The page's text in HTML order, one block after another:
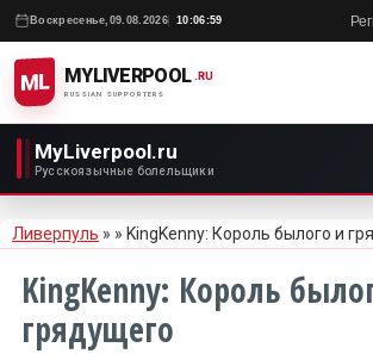
Воскресенье, 09.08.2026 10:06:59
ML MYLIVERPOOL
RUSSIAN SUPPORTERS
.RU
MyLiverpool.ru
Русскоязычные болельщики
Ливерпуль » » KingKenny: Король былого и
KingKenny: Король
грядущего